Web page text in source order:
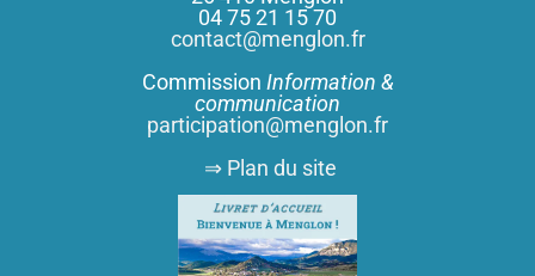
04 75 21 15 70
contact@menglon.fr
Commission Information &
communication
participation@menglon.fr
⇒ Plan du site